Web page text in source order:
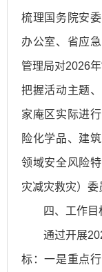
梳理国务院安
办公室、省应
管理局对2026
把握活动主题
家庵区实际进
险化学品、建
领域安全风险
灾减灾救灾）委
四、工作目
通过开展
标：一是重点